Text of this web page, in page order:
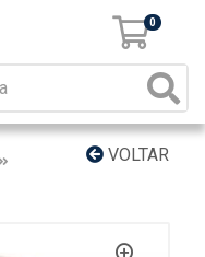
0
VOLTAR